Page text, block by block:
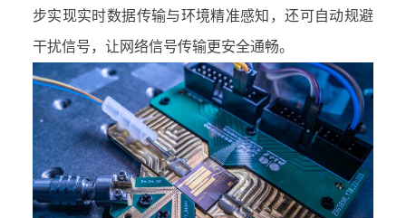
步实现实时数据传输与环境精准感知，还可自动规避
干扰信号，让网络信号传输更安全通畅。